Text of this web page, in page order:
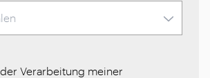
Verarbeitung meiner